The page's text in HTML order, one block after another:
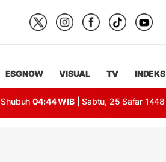
ESGNOW VISUAL TV INDEKS
Shubuh 04:44 WIB | Sabtu, 25 Safar 1448